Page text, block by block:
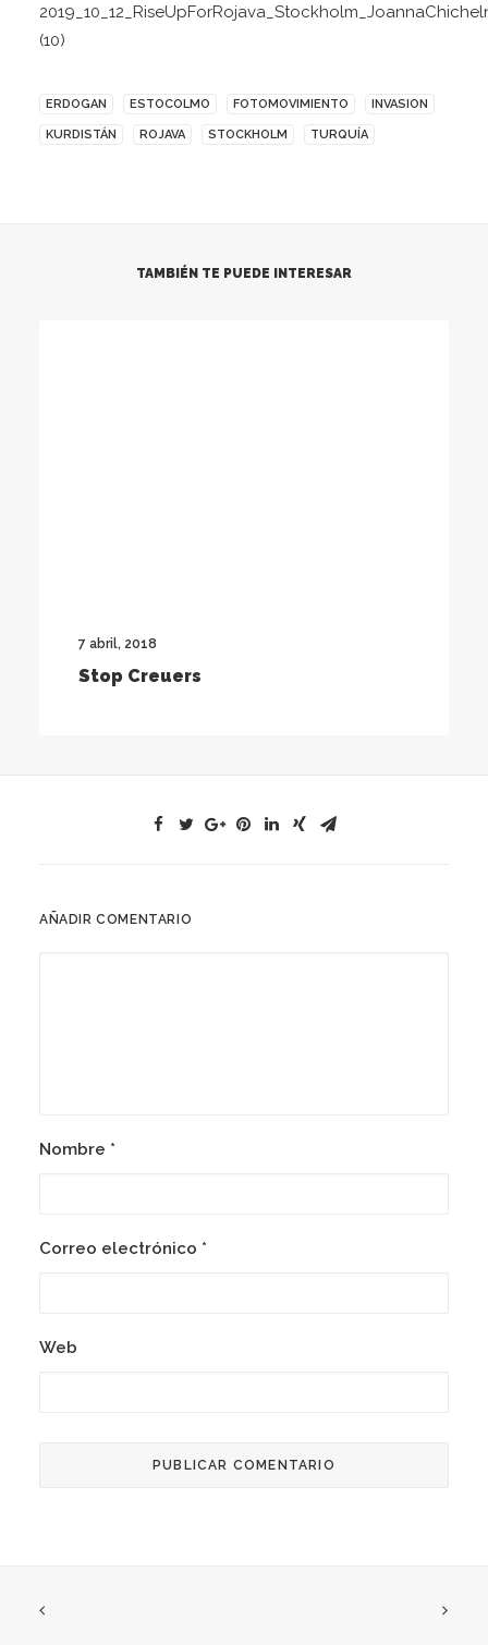
ERDOGAN ESTOCOLMO FOTOMOVIMIENTO INVASION
KURDISTÁN ROJAVA STOCKHOLM TURQUÍA
TAMBIÉN TE PUEDE INTERESAR
7 abril, 2018
Stop Creuers
AÑADIR COMENTARIO
Nombre *
Correo electrónico *
Web